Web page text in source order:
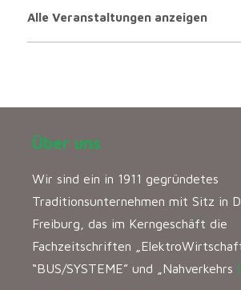
Alle Veranstaltungen anzeigen
Über uns
Wir sind ein in 1911 gegründetes
Traditionsunternehmen mit Sitz in
Freiburg, das im Kerngeschäft die
Fachzeitschriften
“BUS/SYSTEME” und „Nahverkehrs